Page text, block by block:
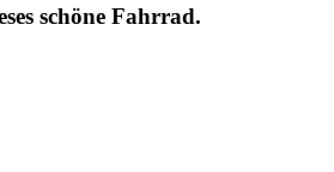
schöne Fahrrad.